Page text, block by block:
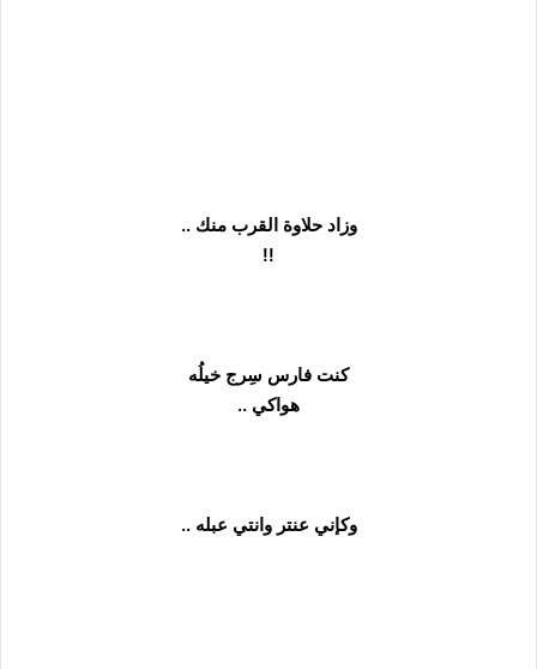
وزاد حلاوة القرب منك ..
!!
كنت فارس سِرج خيلُه
هواكي ..
وكإني عنتر وانتي عبله ..